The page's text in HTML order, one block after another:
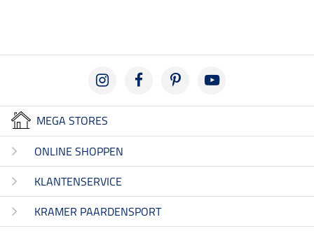
MEGA STORES
ONLINE SHOPPEN
KLANTENSERVICE
KRAMER PAARDENSPORT